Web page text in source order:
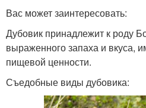
Вас может заинтересовать:
Дубовик принадлежит к роду
выраженного запаха и вкуса,
пищевой ценности.
Съедобные виды дубовика: